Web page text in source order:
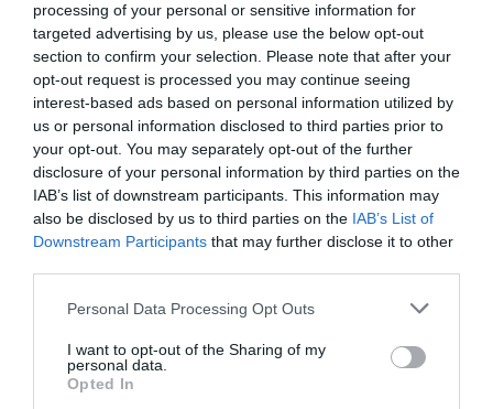
processing of your personal or sensitive information for
targeted advertising by us, please use the below opt-out
section to confirm your selection. Please note that after your
opt-out request is processed you may continue seeing
interest-based ads based on personal information utilized by
us or personal information disclosed to third parties prior to
your opt-out. You may separately opt-out of the further
disclosure of your personal information by third parties on the
IAB’s list of downstream participants. This information may
also be disclosed by us to third parties on the IAB’s List of
Downstream Participants that may further disclose it to other
Please note that this website/app uses one or more Google
not limited to your visit or usage behaviour. You may click to
grant or deny consent to Google and its third-party tags to
use your data for below specified purposes in below Google
Personal Data Processing Opt Outs
I want to opt-out of the Sharing of my
personal data.
Opted In
Valutazione valore Rolex
27 Luglio 2026